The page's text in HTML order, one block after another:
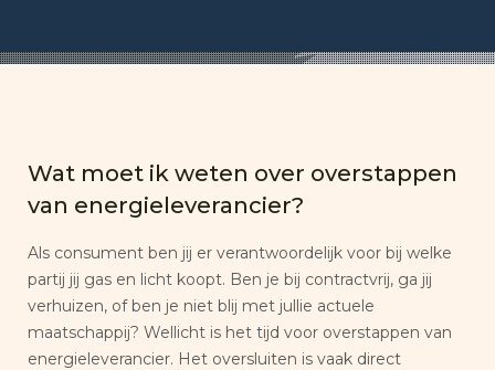
Wat moet ik weten over overstappen
van energieleverancier?
Als consument ben jij er verantwoordelijk voor bij welke
partij jij gas en licht koopt. Ben je bij contractvrij, ga jij
verhuizen, of ben je niet blij met jullie actuele
maatschappij? Wellicht is het tijd voor overstappen van
energieleverancier. Het oversluiten is vaak direct